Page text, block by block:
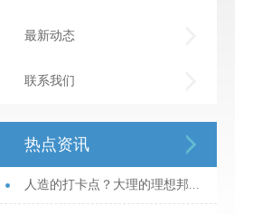
最新动态
联系我们
热点资讯
人造的打卡点？大理的理想邦...